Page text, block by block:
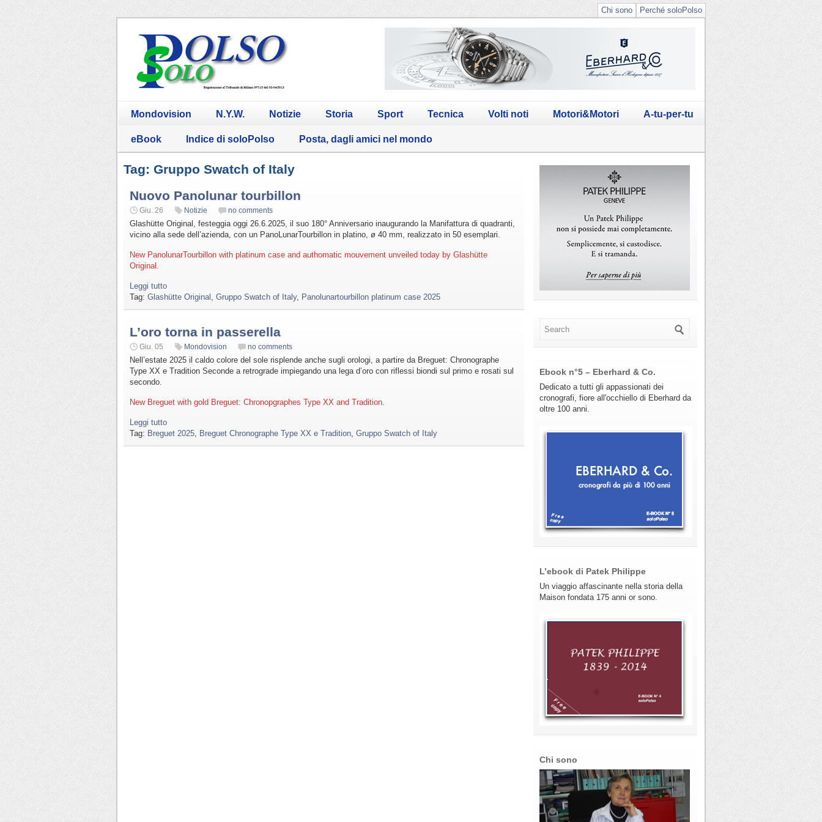
Perché soloPolso
Chi sono
Mondovision N.Y.W. Notizie Storia Sport Tecnica Volti noti Motori&Motori A-tu-per-tu
eBook Indice di soloPolso Posta, dagli amici nel mondo
Tag: Gruppo Swatch of Italy
Nuovo Panolunar tourbillon
Giu. 26 Notizie no comments
Glashütte Original, festeggia oggi 26.6.2025, il suo 180° Anniversario inaugurando la Manifattura di quadranti,
vicino alla sede dell’azienda, con un PanoLunarTourbillon in platino, ø 40 mm, realizzato in 50 esemplari.
New PanolunarTourbillon with platinum case and authomatic mouvement unveiled today by Glashütte
Original.
Leggi tutto
Tag: Glashütte Original Gruppo Swatch of Italy, Panolunartourbillon platinum case 2025
L’oro torna in passerella
Giu. 05 Mondovision no comments
Nell’estate 2025 il caldo colore del sole risplende anche sugli orologi, a partire da Breguet: Chronographe
Type XX e Tradition Seconde a retrograde impiegando una lega d’oro con riflessi biondi sul primo e rosati sul
secondo.
New Breguet with gold Breguet: Chronopgraphes Type XX and Tradition.
Leggi tutto
Tag: Breguet 2025 Breguet Chronographe Type XX e Tradition Gruppo Swatch of Italy
Ebook n°5 – Eberhard & Co.
Dedicato a tutti gli appassionati dei
cronografi, fiore all'occhiello di Eberhard da
oltre 100 anni.
L’ebook di Patek Philippe
Un viaggio affascinante nella storia della
Maison fondata 175 anni or sono.
Chi sono